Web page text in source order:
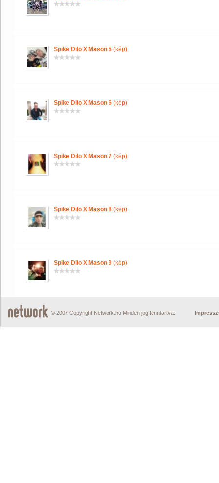
Spike Dilo X Mason 5 (kép)
Spike Dilo X Mason 6 (kép)
Spike Dilo X Mason 7 (kép)
Spike Dilo X Mason 8 (kép)
Spike Dilo X Mason 9 (kép)
© 2007 Copyright Network.hu Minden jog fenntartva.